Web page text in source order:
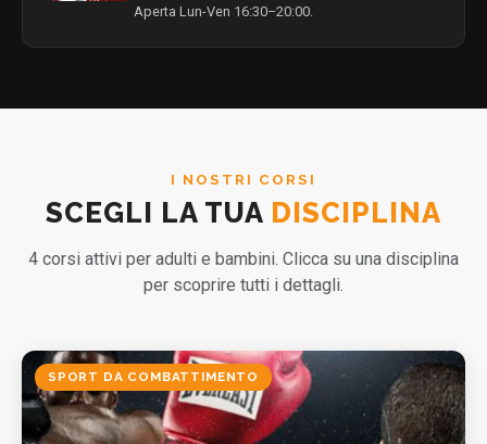
Aperta Lun-Ven 16:30–20:00.
I NOSTRI CORSI
SCEGLI LA TUA DISCIPLINA
4 corsi attivi per adulti e bambini. Clicca su una disciplina
per scoprire tutti i dettagli.
SPORT DA COMBATTIMENTO